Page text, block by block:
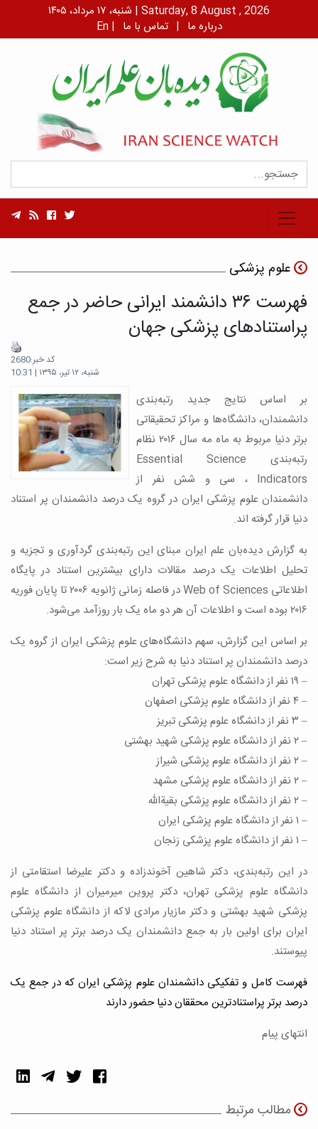
شنبه، ۱۷ مرداد، ۱۴۰۵ | Saturday, 8 August , 2026
En | درباره ما | تماس با ما
علوم پزشکی
فهرست ۳۶ دانشمند ایرانی حاضر در جمع
پراستنادهای پزشکی جهان
کد خبر:2680
شنبه، ۱۲ تیر، ۱۳۹۵ | 10:31
بر اساس نتایج جدید رتبه‌بندی
دانشمندان، دانشگاه‌ها و مراکز تحقیقاتی
برتر دنیا مربوط به ماه مه سال ۲۰۱۶ نظام
رتبه‌بندی Essential Science
Indicators ، سی و شش نفر از
دانشمندان علوم پزشکی ایران در گروه یک درصد دانشمندان پر استناد
دنیا قرار گرفته اند.
به گزارش دیده‌بان علم ایران مبنای این رتبه‌‌بندی گردآوری و تجزیه و
تحلیل اطلاعات یک درصد مقالات دارای بیشترین استناد در پایگاه
اطلاعاتی Web of Sciences در فاصله زمانی ژانویه ۲۰۰۶ تا پایان فوریه
۲۰۱۶ بوده است و اطلاعات آن هر دو ماه یک بار روزآمد می‌شود.
بر اساس این گزارش، سهم دانشگاه‌های علوم پزشکی ایران از گروه یک
درصد دانشمندان پر استناد دنیا به شرح زیر است:
– ۱۹ نفر از دانشگاه علوم پزشکی تهران
– ۴ نفر از دانشگاه علوم پزشکی اصفهان
– ۳ نفر از دانشگاه علوم پزشکی تبریز
– ۲ نفر از دانشگاه‌ علوم پزشکی شهید بهشتی
– ۲ نفر از دانشگاه‌ علوم پزشکی شیراز
– ۲ نفر از دانشگاه‌ علوم پزشکی مشهد
– ۲ نفر از دانشگاه‌ علوم پزشکی بقیة‌الله
– ۱ نفر از دانشگاه‌ علوم پزشکی ایران
– ۱ نفر از دانشگاه‌ علوم پزشکی زنجان
در این رتبه‌بندی، دکتر شاهین آخوندزاده و دکتر علیرضا استقامتی از
دانشگاه علوم پزشکی تهران، دکتر پروین میرمیران از دانشگاه علوم
پزشکی شهید بهشتی و دکتر مازیار مرادی لاکه از دانشگاه علوم پزشکی
ایران برای اولین بار به جمع دانشمندان یک درصد برتر پر استناد دنیا
پیوستند.
فهرست کامل و تفکیکی دانشمندان علوم پزشکی ایران که در جمع یک
درصد برتر پراستنادترین محققان دنیا حضور دارند
انتهای پیام
مطالب مرتبط